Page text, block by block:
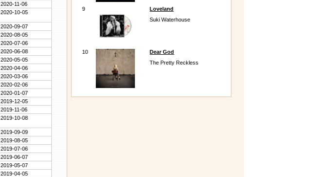
2020-11-06
2020-10-05
2020-09-07
2020-08-05
2020-07-06
2020-06-08
2020-05-05
2020-04-06
2020-03-06
2020-02-06
2020-01-07
2019-12-05
2019-11-06
2019-10-08
2019-09-09
2019-08-05
2019-07-06
2019-06-07
2019-05-07
2019-04-05
9
Loveland
Suki Waterhouse
10
Dear God
The Pretty Reckless